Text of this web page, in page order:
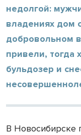
недолгой:
владениях дом
добровольном
привели, тогда
бульдозер и
В Новосибирске